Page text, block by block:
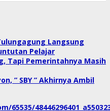
Langsung
Pelajar
Tapi Pemerintahnya Masih
” SBY ” Akhirnya Ambil